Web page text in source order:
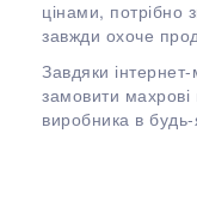
цінами, потрібно
завжди охоче
Завдяки
замовити
виробника в будь-